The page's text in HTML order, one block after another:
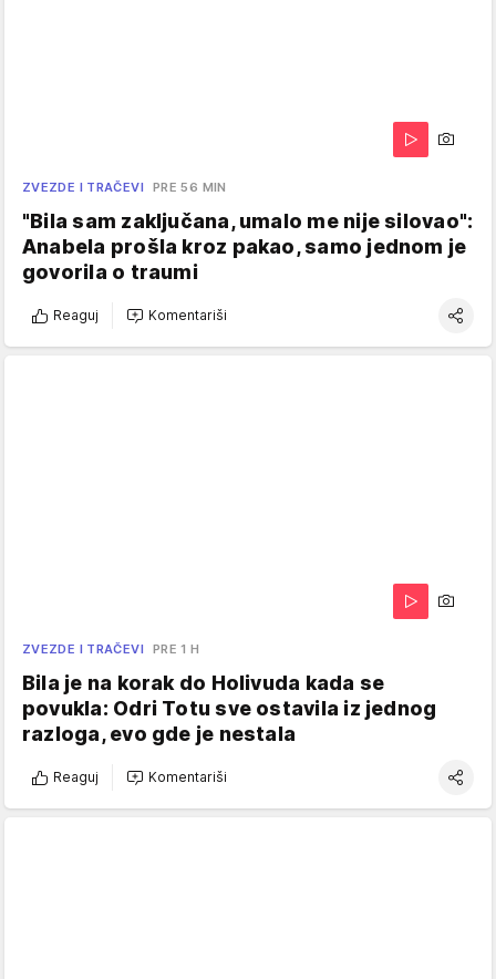
ZVEZDE I TRAČEVI PRE 56 MIN
"Bila sam zaključana, umalo me nije silovao":
Anabela prošla kroz pakao, samo jednom je
govorila o traumi
Reaguj Komentariši
ZVEZDE I TRAČEVI PRE 1 H
Bila je na korak do Holivuda kada se
povukla: Odri Totu sve ostavila iz jednog
razloga, evo gde je nestala
Reaguj Komentariši